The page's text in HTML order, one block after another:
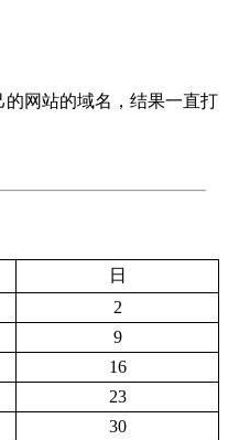
的网站的域名，结果一直打
日
2
9
16
23
30